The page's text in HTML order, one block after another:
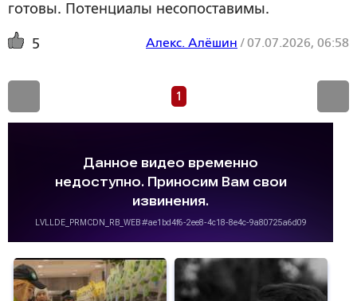
готовы. Потенциалы несопоставимы.
5 Алекс. Алёшин /07.07.2026, 06:58
1